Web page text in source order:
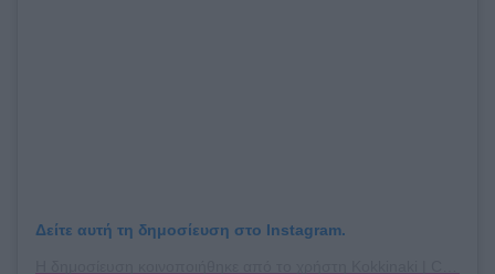
Δείτε αυτή τη δημοσίευση στο Instagram.